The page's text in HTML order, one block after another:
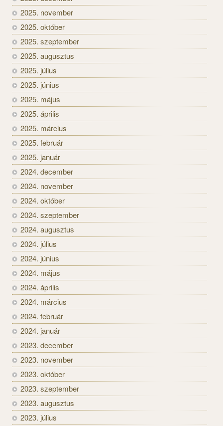
2025. november
2025. október
2025. szeptember
2025. augusztus
2025. július
2025. június
2025. május
2025. április
2025. március
2025. február
2025. január
2024. december
2024. november
2024. október
2024. szeptember
2024. augusztus
2024. július
2024. június
2024. május
2024. április
2024. március
2024. február
2024. január
2023. december
2023. november
2023. október
2023. szeptember
2023. augusztus
2023. július